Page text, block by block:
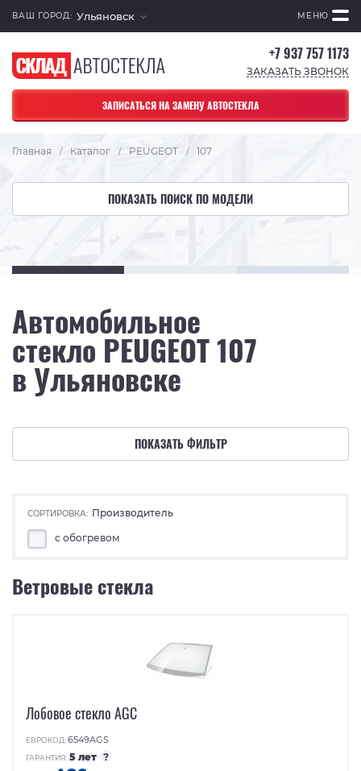
ВАШ ГОРОД: Ульяновск МЕНЮ
+7 937 757 1173
ЗАКАЗАТЬ ЗВОНОК
ЗАПИСАТЬСЯ НА ЗАМЕНУ АВТОСТЕКЛА
Главная / Каталог / PEUGEOT / 107
ПОКАЗАТЬ ПОИСК ПО МОДЕЛИ
Автомобильное
стекло PEUGEOT 107
в Ульяновске
ПОКАЗАТЬ ФИЛЬТР
СОРТИРОВКА: Производитель
с обогревом
Ветровые стекла
Лобовое стекло AGC
ЕВРОКОД:6549AGS
ГАРАНТИЯ:5 лет ?